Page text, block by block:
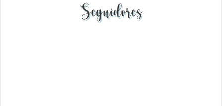
Seguidores